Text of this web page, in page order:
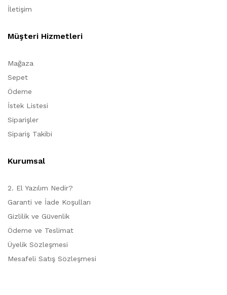
İletişim
Müşteri Hizmetleri
Mağaza
Sepet
Ödeme
İstek Listesi
Siparişler
Sipariş Takibi
Kurumsal
2. El Yazılım Nedir?
Garanti ve İade Koşulları
Gizlilik ve Güvenlik
Ödeme ve Teslimat
Üyelik Sözleşmesi
Mesafeli Satış Sözleşmesi